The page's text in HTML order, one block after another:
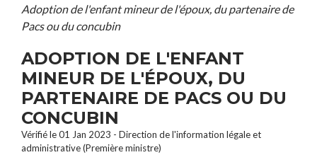
Adoption de l'enfant mineur de l'époux, du partenaire de
Pacs ou du concubin
ADOPTION DE L'ENFANT
MINEUR DE L'ÉPOUX, DU
PARTENAIRE DE PACS OU DU
CONCUBIN
Vérifié le 01 Jan 2023 - Direction de l'information légale et
administrative (Première ministre)